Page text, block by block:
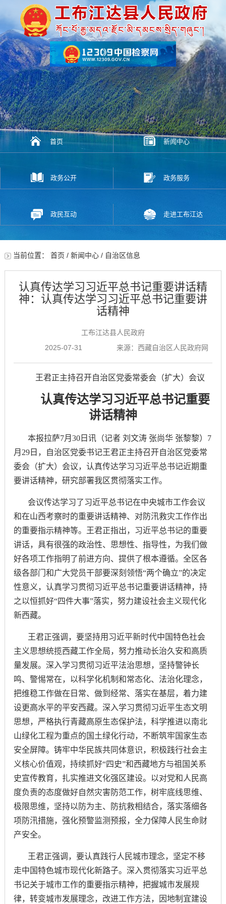
首页 新闻中心
政务公开 政务服务
政民互动 走进工布江达
当前位置： 首页 / 新闻中心/ 自治区信息
认真传达学习习近平总书记重要讲话精
神：认真传达学习习近平总书记重要讲
话精神
工布江达县人民政府
2025-07-31
来源：西藏自治区人民政府网
王君正主持召开自治区党委常委会（扩大）会议
认真传达学习习近平总书记重要
讲话精神
本报拉萨7月30日讯（记者 刘文涛 张尚华 张黎黎）7
月29日，自治区党委书记王君正主持召开自治区党委常
委会（扩大）会议，认真传达学习习近平总书记近期重
要讲话精神，研究部署我区贯彻落实工作。
会议传达学习了习近平总书记在中央城市工作会议
和在山西考察时的重要讲话精神、对防汛救灾工作作出
的重要指示精神等。王君正指出，习近平总书记的重要
讲话，具有很强的政治性、思想性、指导性，为我们做
好各项工作指明了前进方向、提供了根本遵循。全区各
级各部门和广大党员干部要深刻领悟“两个确立”的决定
性意义，认真学习贯彻习近平总书记重要讲话精神，持
之以恒抓好“四件大事”落实，努力建设社会主义现代化
新西藏。
王君正强调，要坚持用习近平新时代中国特色社会
主义思想统揽西藏工作全局，努力推动长治久安和高质
量发展。深入学习贯彻习近平法治思想，坚持警钟长
鸣、警惕常在，以科学化机制和常态化、法治化理念，
把维稳工作做在日常、做到经常、落实在基层，着力建
设更高水平的平安西藏。深入学习贯彻习近平生态文明
思想，严格执行青藏高原生态保护法，科学推进以南北
山绿化工程为重点的国土绿化行动，不断筑牢国家生态
安全屏障。铸牢中华民族共同体意识，积极践行社会主
义核心价值观，持续抓好“四史”和西藏地方与祖国关系
史宣传教育，扎实推进文化强区建设。以对党和人民高
度负责的态度做好自然灾害防范工作，树牢底线思维、
极限思维，坚持以防为主、防抗救相结合，落实落细各
项防汛措施，强化预警监测预报，全力保障人民生命财
产安全。
王君正强调，要认真践行人民城市理念，坚定不移
走中国特色城市现代化新路子。深入贯彻落实习近平总
书记关于城市工作的重要指示精神，把握城市发展规
律，转变城市发展理念，改进工作方法，因地制宜建设